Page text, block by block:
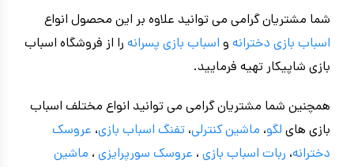
شما مشتریان گرامی می توانید علاوه بر این محصول انواع
اسباب بازی دخترانه و اسباب بازی پسرانه را از فروشگاه اسباب
بازی شاپیکار تهیه فرمایید.
همچنین شما مشتریان گرامی می توانید انواع مختلف اسباب
بازی های لگو، ماشین کنترلی، تفنگ اسباب بازی، عروسک
دخترانه، ربات اسباب بازی ، عروسک سورپرایزی ، ماشین